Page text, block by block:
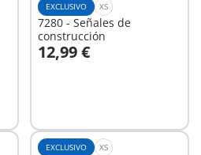
EXCLUSIVO XS
7280 - Señales de
construcción
12,99 €
A la cesta
EXCLUSIVO XS